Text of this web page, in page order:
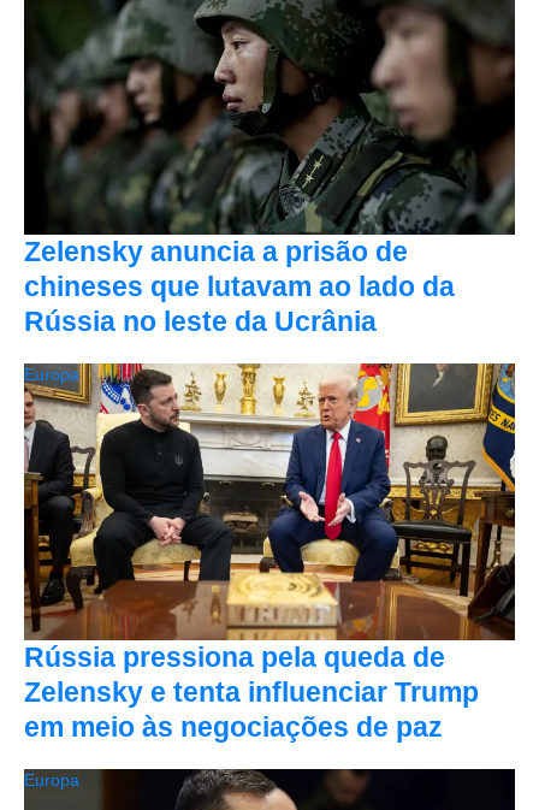
Zelensky anuncia a prisão de
chineses que lutavam ao lado da
Rússia no leste da Ucrânia
Rússia pressiona pela queda de
Zelensky e tenta influenciar Trump
em meio às negociações de paz
Europa
Europa